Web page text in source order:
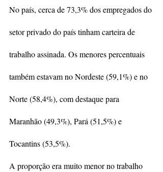
No país, cerca de 73,3% dos empregados do
setor privado do país tinham carteira de
trabalho assinada. Os menores percentuais
também estavam no Nordeste (59,1%) e no
Norte (58,4%), com destaque para
Maranhão (49,3%), Pará (51,5%) e
Tocantins (53,5%).
A proporção era muito menor no trabalho